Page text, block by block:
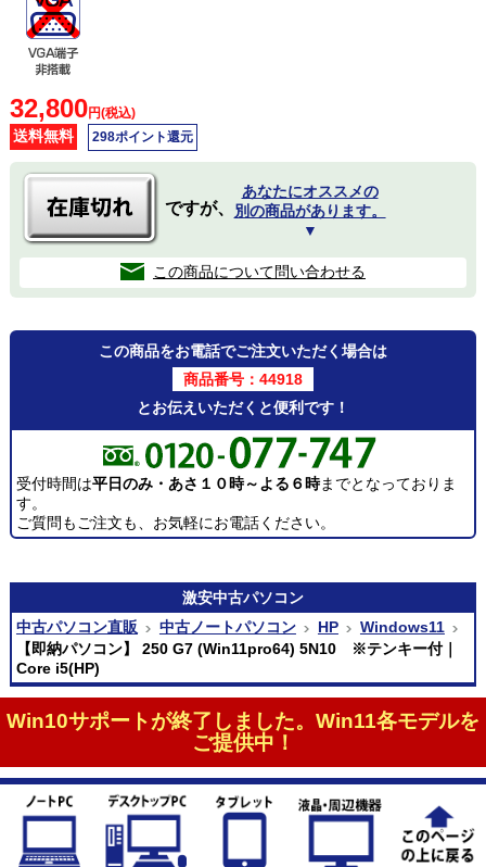
32,800円(税込)
送料無料 298ポイント還元
ですが、
あなたにオススメの
別の商品があります。
▼
この商品について問い合わせる
この商品をお電話でご注文いただく場合は
商品番号：44918
とお伝えいただくと便利です！
受付時間は平日のみ・あさ１０時～よる６時までとなっておりま
す。
ご質問もご注文も、お気軽にお電話ください。
激安中古パソコン
中古パソコン直販
中古ノートパソコン HP
Windows11
【即納パソコン】 250 G7 (Win11pro64) 5N10 ※テンキー付｜
Core i5(HP)
Win10サポートが終了しました。Win11各モデルを
ご提供中！